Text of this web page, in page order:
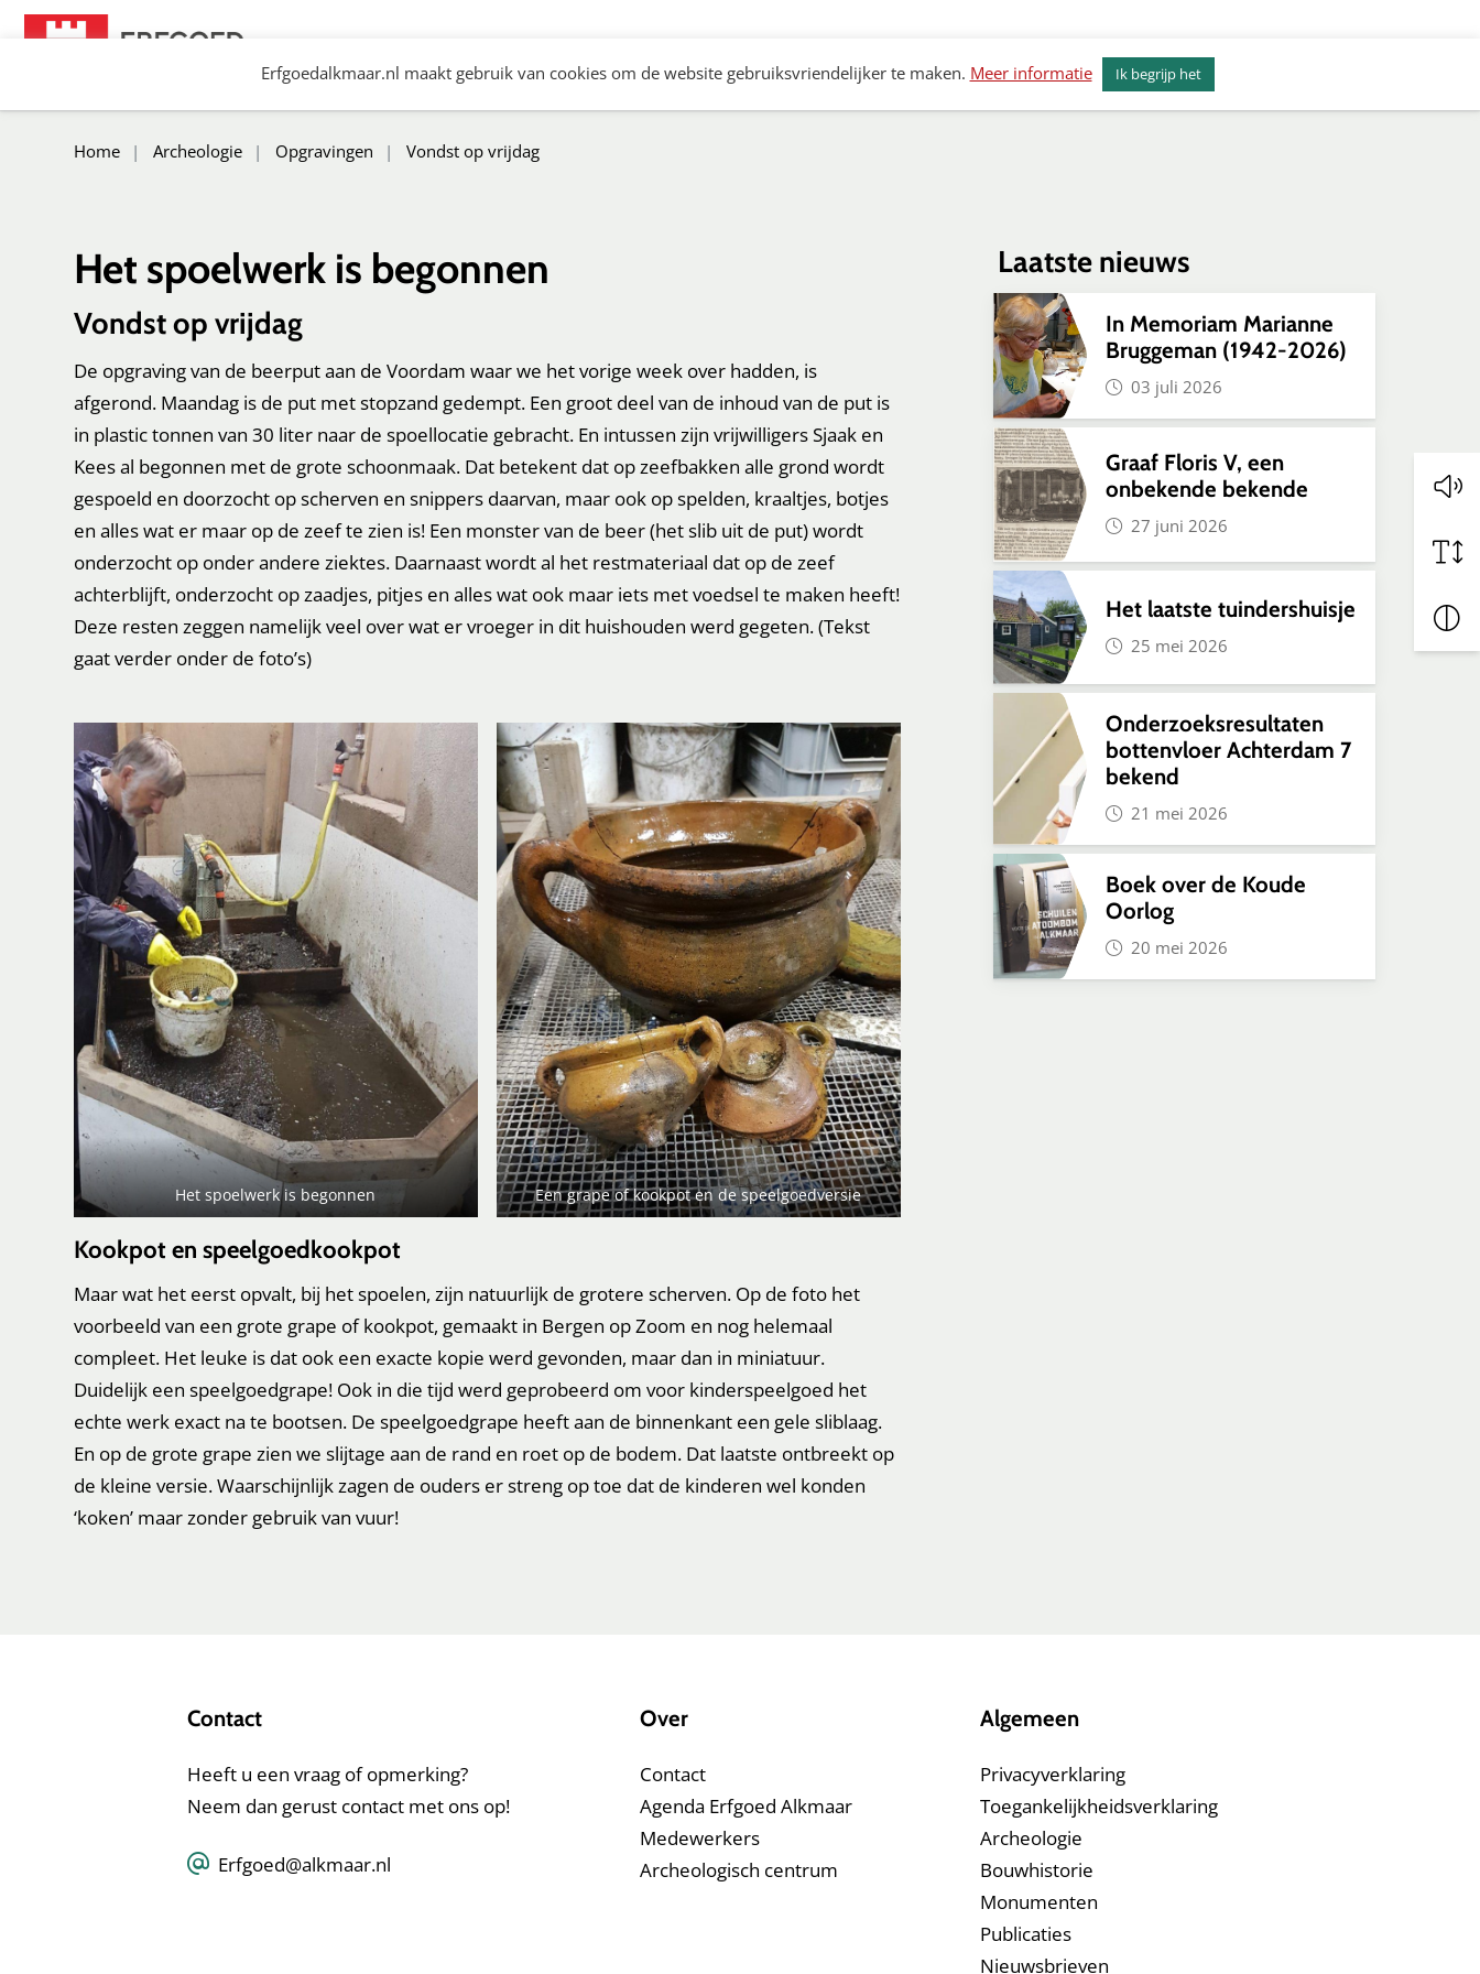
Spring
Erfgoedalkmaar.nl maakt gebruik van cookies om de website gebruiksvriendelijker te maken. Meer informatie Ik begrijp het
Erfgoed Alkmaar
Kerkenvisie Alkmaar Actueel
Home Archeologie Opgravingen Vondst op vrijdag
Het spoelwerk is begonnen
Vondst op vrijdag
De opgraving van de beerput aan de Voordam waar we het vorige week over hadden, is
afgerond. Maandag is de put met stopzand gedempt. Een groot deel van de inhoud van de put is
in plastic tonnen van 30 liter naar de spoellocatie gebracht. En intussen zijn vrijwilligers Sjaak en
Kees al begonnen met de grote schoonmaak. Dat betekent dat op zeefbakken alle grond wordt
gespoeld en doorzocht op scherven en snippers daarvan, maar ook op spelden, kraaltjes, botjes
en alles wat er maar op de zeef te zien is! Een monster van de beer (het slib uit de put) wordt
onderzocht op onder andere ziektes. Daarnaast wordt al het restmateriaal dat op de zeef
achterblijft, onderzocht op zaadjes, pitjes en alles wat ook maar iets met voedsel te maken heeft!
Deze resten zeggen namelijk veel over wat er vroeger in dit huishouden werd gegeten. (Tekst
gaat verder onder de foto’s)
Het spoelwerk is begonnen Een grape of kookpot en de speelgoedversie
Kookpot en speelgoedkookpot
Maar wat het eerst opvalt, bij het spoelen, zijn natuurlijk de grotere scherven. Op de foto het
voorbeeld van een grote grape of kookpot, gemaakt in Bergen op Zoom en nog helemaal
compleet. Het leuke is dat ook een exacte kopie werd gevonden, maar dan in miniatuur.
Duidelijk een speelgoedgrape! Ook in die tijd werd geprobeerd om voor kinderspeelgoed het
echte werk exact na te bootsen. De speelgoedgrape heeft aan de binnenkant een gele sliblaag.
En op de grote grape zien we slijtage aan de rand en roet op de bodem. Dat laatste ontbreekt op
de kleine versie. Waarschijnlijk zagen de ouders er streng op toe dat de kinderen wel konden
‘koken’ maar zonder gebruik van vuur!
Laatste nieuws
In Memoriam Marianne
Bruggeman (1942-2026)
03 juli 2026
Graaf Floris V, een
onbekende bekende
27 juni 2026
Het laatste tuindershuisje
25 mei 2026
Onderzoeksresultaten
bottenvloer Achterdam 7
bekend
21 mei 2026
Boek over de Koude
Oorlog
20 mei 2026
Contact
Heeft u een vraag of opmerking?
Neem dan gerust contact met ons op!
Erfgoed@alkmaar.nl
Over
Contact
Agenda Erfgoed Alkmaar
Medewerkers
Archeologisch centrum
Algemeen
Privacyverklaring
Toegankelijkheidsverklaring
Archeologie
Bouwhistorie
Monumenten
Publicaties
Nieuwsbrieven